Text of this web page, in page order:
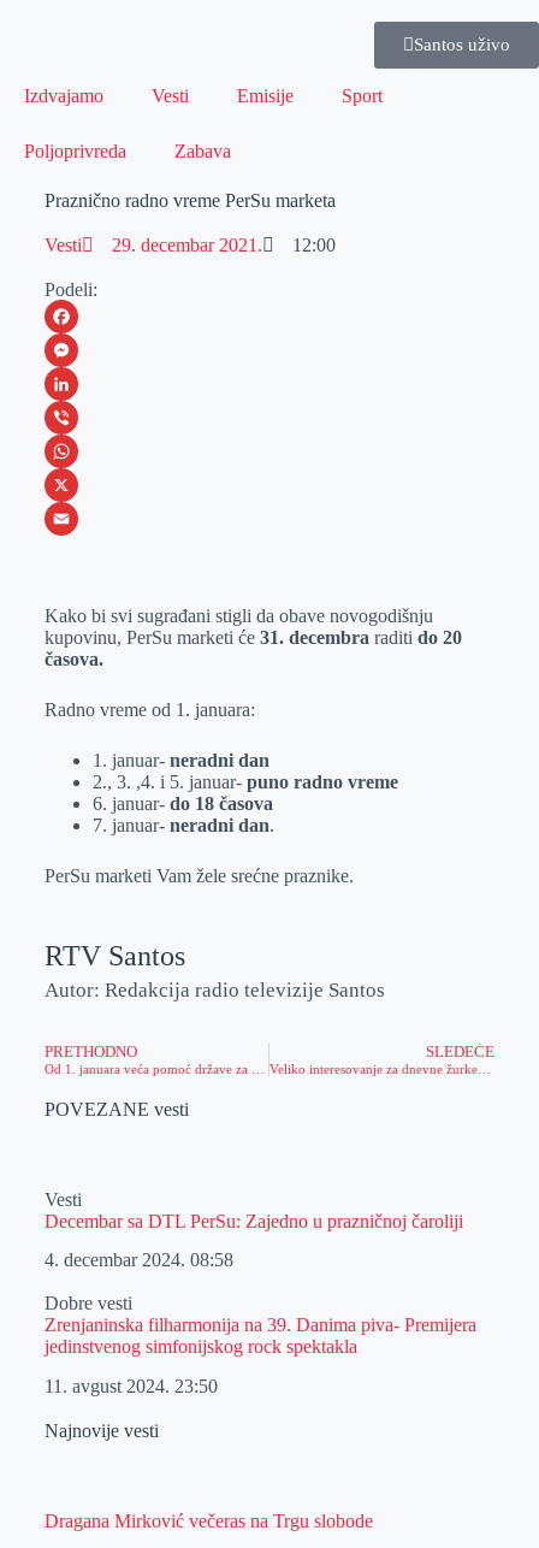
Santos uživo
Izdvajamo Vesti Emisije Sport
Poljoprivreda Zabava
Praznično radno vreme PerSu marketa
Vesti 29. decembar 2021. 12:00
Podeli:
F
a
c
e
b
o
M
e
s
s
e
e
r
L
i
n
k
I
n
V
i
b
W
h
s
A
p
X
a
i
Kako bi svi sugrađani stigli da obave novogodišnju
kupovinu, PerSu marketi će 31. decembra raditi do 20
časova.
Radno vreme od 1. januara:
1. januar- neradni dan
2., 3. ,4. i 5. januar- puno radno vreme
6. januar- do 18 časova
7. januar- neradni dan.
PerSu marketi Vam žele srećne praznike.
RTV Santos
Autor: Redakcija radio televizije Santos
PRETHODNO SLEDEĆE
POVEZANE vesti
Vesti
Decembar sa DTL PerSu: Zajedno u prazničnoj čaroliji
4. decembar 2024. 08:58
Dobre vesti
Zrenjaninska filharmonija na 39. Danima piva- Premijera
jedinstvenog simfonijskog rock spektakla
11. avgust 2024. 23:50
Najnovije vesti
Dragana Mirković večeras na Trgu slobode